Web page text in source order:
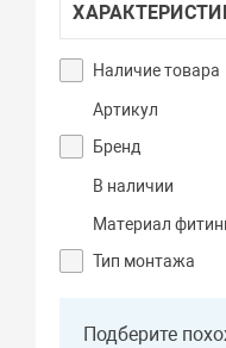
Наличие товара
Артикул
Бренд
В наличии
Материал
Тип монтажа
Подберите